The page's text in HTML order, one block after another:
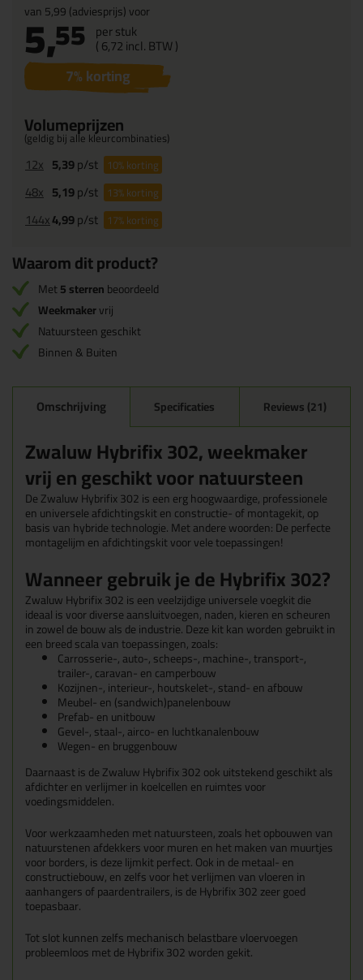
van5,99(adviesprijs) voor
5,55 per stuk
(6,72incl. BTW )
7% korting
Volumeprijzen
(geldig bij alle kleurcombinaties)
12x 5,39p/st 10%korting
48x 5,19p/st 13%korting
144x4,99p/st 17%korting
Waarom dit product?
Met5 sterrenbeoordeeld
Weekmakervrij
Natuursteen geschikt
Binnen & Buiten
Omschrijving Specificaties Reviews (21)
Zwaluw Hybrifix 302, weekmaker
vrij en geschikt voor natuursteen
De Zwaluw Hybrifix 302 is een erg hoogwaardige, professionele
en universele afdichtingskit en constructie- of montagekit, op
basis van hybride technologie.Met andere woorden: De perfecte
montagelijm en afdichtingskit voor vele toepassingen!
Wanneer gebruik je de Hybrifix 302?
Zwaluw Hybrifix 302 is een veelzijdige universele voegkit die
ideaal is voor diverse aansluitvoegen, naden, kieren en scheuren
in zowel de bouw als de industrie. Deze kit kan worden gebruikt in
een breed scala van toepassingen, zoals:
Carrosserie-, auto-, scheeps-, machine-, transport-,
trailer-, caravan- en camperbouw
Kozijnen-, interieur-, houtskelet-, stand- en afbouw
Meubel- en (sandwich)panelenbouw
Prefab- en unitbouw
Gevel-, staal-, airco- en luchtkanalenbouw
Wegen- en bruggenbouw
Daarnaast is de Zwaluw Hybrifix 302 ook uitstekend geschikt als
afdichter en verlijmer in koelcellen en ruimtes voor
voedingsmiddelen.
Voor werkzaamheden met natuursteen, zoals het opbouwen van
natuurstenen afdekkers voor muren en het maken van muurtjes
voor borders, is deze lijmkit perfect. Ook in de metaal- en
constructiebouw, en zelfs voor het verlijmen van vloeren in
aanhangers of paardentrailers, is de Hybrifix 302 zeer goed
toepasbaar.
Tot slot kunnen zelfs mechanisch belastbare vloervoegen
probleemloos met de Hybrifix 302 worden gekit.